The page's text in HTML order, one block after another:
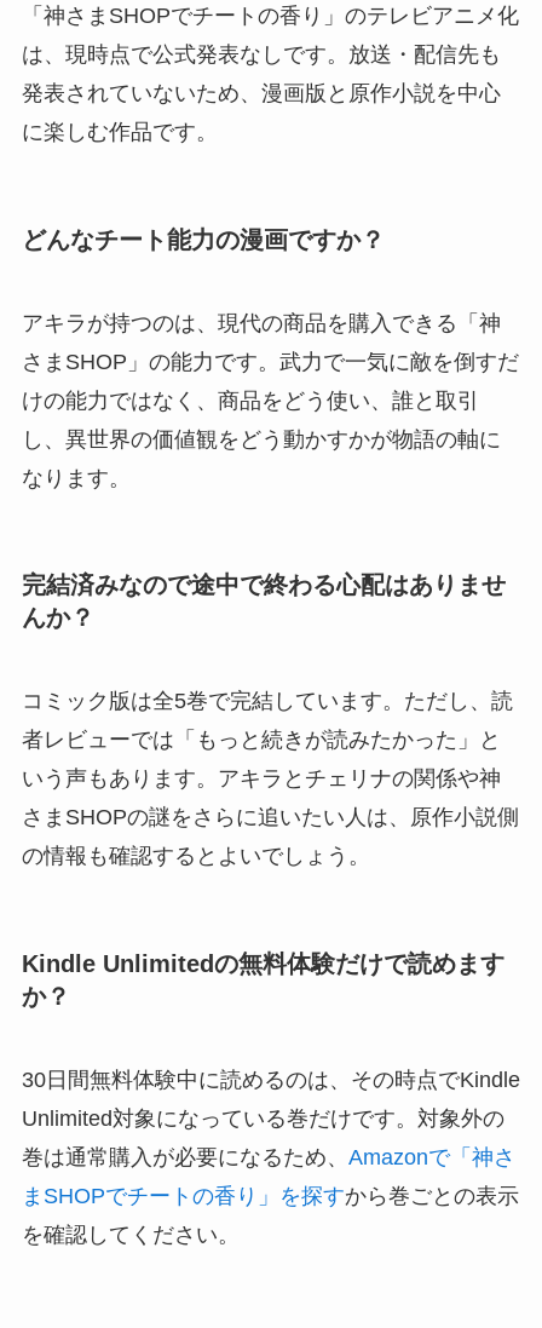
「神さまSHOPでチートの香り」のテレビアニメ化
は、現時点で公式発表なしです。放送・配信先も
発表されていないため、漫画版と原作小説を中心
に楽しむ作品です。
どんなチート能力の漫画ですか？
アキラが持つのは、現代の商品を購入できる「神
さまSHOP」の能力です。武力で一気に敵を倒すだ
けの能力ではなく、商品をどう使い、誰と取引
し、異世界の価値観をどう動かすかが物語の軸に
なります。
完結済みなので途中で終わる心配はありませ
んか？
コミック版は全5巻で完結しています。ただし、読
者レビューでは「もっと続きが読みたかった」と
いう声もあります。アキラとチェリナの関係や神
さまSHOPの謎をさらに追いたい人は、原作小説側
の情報も確認するとよいでしょう。
Kindle Unlimitedの無料体験だけで読めます
か？
30日間無料体験中に読めるのは、その時点でKindle
Unlimited対象になっている巻だけです。対象外の
巻は通常購入が必要になるため、 Amazonで「神さ
まSHOPでチートの香り」を探すから巻ごとの表示
を確認してください。